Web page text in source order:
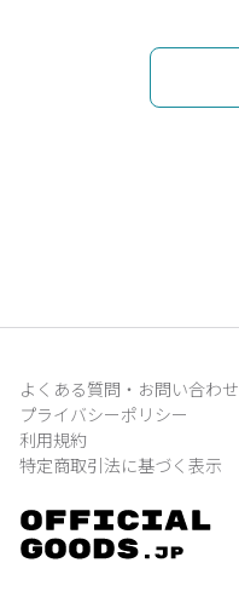
よくある質問・お問い合わせ
プライバシーポリシー
利用規約
特定商取引法に基づく表示